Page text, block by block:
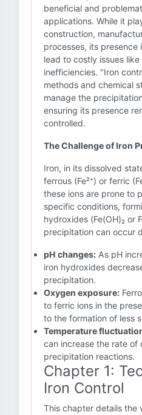
beneficial and
applications. While it
construction,
processes, its presence
lead to costly issues
inefficiencies. "Iron
methods and chemical
manage the
ensuring its presence
controlled.
The Challenge of Iron
Iron, in its dissolved
ferrous (Fe²⁺) or ferric
these ions are prone to
specific conditions,
hydroxides (Fe(OH)₂ or
precipitation can occur
pH changes: As pH
iron hydroxides
precipitation.
Oxygen exposure:
to ferric ions in the
to the formation of less
Temperature
can increase the rate of
precipitation reactions.
Chapter 1:
Iron Control
This chapter details the